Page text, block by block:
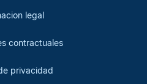
legal
contractuales
privacidad